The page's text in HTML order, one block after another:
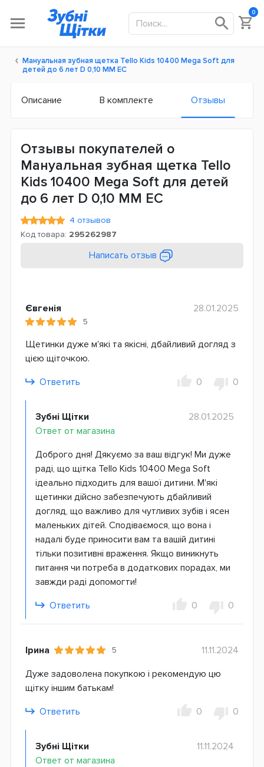
0
Мануальная зубная щетка Tello Kids 10400 Mega Soft для
детей до 6 лет D 0,10 ММ ЕС
Описание В комплекте Отзывы
Отзывы покупателей о
Мануальная зубная щетка Tello
Kids 10400 Mega Soft для детей
до 6 лет D 0,10 ММ ЕС
4 отзывов
Код товара: 295262987
Написать отзыв
Євгенія
5
28.01.2025
Щетинки дуже м'які та якісні, дбайливий догляд з
цією щіточкою.
Ответить
0 0
Зубні Щітки
Ответ от магазина
28.01.2025
Доброго дня! Дякуємо за ваш відгук! Ми дуже
раді, що щітка Tello Kids 10400 Mega Soft
ідеально підходить для вашої дитини. М'які
щетинки дійсно забезпечують дбайливий
догляд, що важливо для чутливих зубів і ясен
маленьких дітей. Сподіваємося, що вона і
надалі буде приносити вам та вашій дитині
тільки позитивні враження. Якщо виникнуть
питання чи потреба в додаткових порадах, ми
завжди раді допомогти!
Ответить
0 0
Ірина 5
11.11.2024
Дуже задоволена покупкою і рекомендую цю
щітку іншим батькам!
Ответить
0 0
Зубні Щітки
Ответ от магазина
11.11.2024